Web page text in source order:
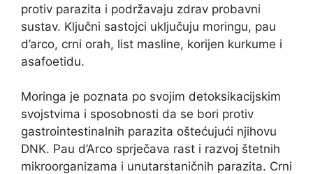
protiv parazita i podržavaju zdrav probavni
sustav. Ključni sastojci uključuju moringu, pau
d’arco, crni orah, list masline, korijen kurkume i
asafoetidu.
Moringa je poznata po svojim detoksikacijskim
svojstvima i sposobnosti da se bori protiv
gastrointestinalnih parazita oštećujući njihovu
DNK. Pau d’Arco sprječava rast i razvoj štetnih
mikroorganizama i unutarstaničnih parazita. Crni